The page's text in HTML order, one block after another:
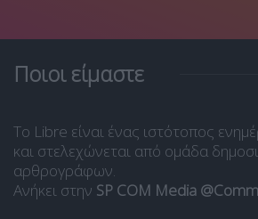
Ποιοι είμαστε
Το Libre είναι ένας ιστότοπος
και στελεχώνεται από ομάδα
αρθρογράφων.
Ανήκει στην SP COM Media